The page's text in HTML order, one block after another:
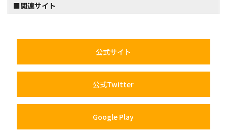
■関連サイト
公式サイト
公式Twitter
Google Play